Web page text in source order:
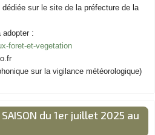
sur le site de la préfecture de la
adopter :
foret-et-vegetation
sur la vigilance météorologique)
SAISON du 1er juillet 2025 au